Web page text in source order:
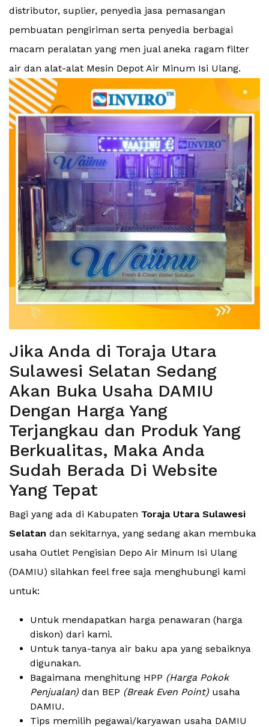
distributor, suplier, penyedia jasa pemasangan
pembuatan pengiriman serta penyedia berbagai
macam peralatan yang men jual aneka ragam filter
air dan alat-alat Mesin Depot Air Minum Isi Ulang.
Jika Anda di Toraja Utara
Sulawesi Selatan Sedang
Akan Buka Usaha DAMIU
Dengan Harga Yang
Terjangkau dan Produk Yang
Berkualitas, Maka Anda
Sudah Berada Di Website
Yang Tepat
Bagi yang ada di Kabupaten Toraja Utara Sulawesi
Selatan dan sekitarnya, yang sedang akan membuka
usaha Outlet Pengisian Depo Air Minum Isi Ulang
(DAMIU) silahkan feel free saja menghubungi kami
untuk:
Untuk mendapatkan harga penawaran (harga
diskon) dari kami.
Untuk tanya-tanya air baku apa yang sebaiknya
digunakan.
Bagaimana menghitung HPP (Harga Pokok
Penjualan) dan BEP (Break Even Point) usaha
DAMIU.
Tips memilih pegawai/karyawan usaha DAMIU